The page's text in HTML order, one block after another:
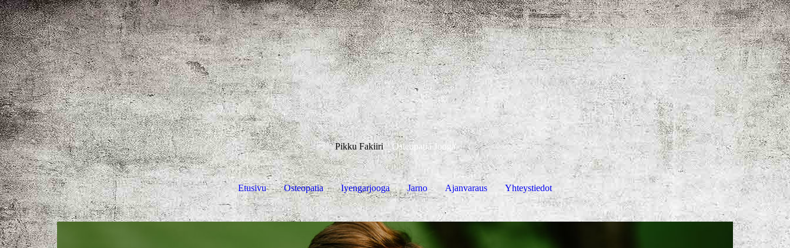
Pikku Fakiiri Osteopatia Jooga
Etusivu Osteopatia Iyengarjooga Jarno Ajanvaraus Yhteystiedot